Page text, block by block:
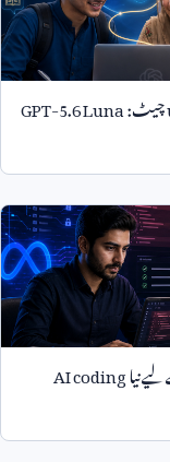
چیٹ:GPT-5.6 Luna
نیاAI coding